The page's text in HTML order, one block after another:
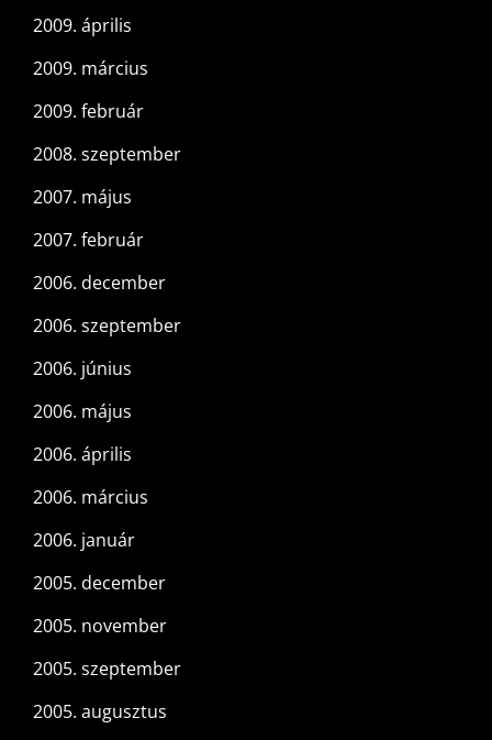
2009. április
2009. március
2009. február
2008. szeptember
2007. május
2007. február
2006. december
2006. szeptember
2006. június
2006. május
2006. április
2006. március
2006. január
2005. december
2005. november
2005. szeptember
2005. augusztus